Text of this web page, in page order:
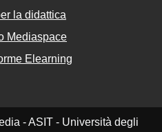
la didattica
Mediaspace
Elearning
- ASIT - Università degli